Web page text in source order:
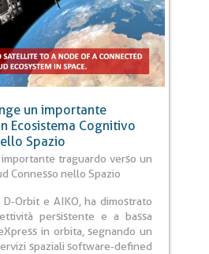
un importante
Ecosistema Cognitivo
Spazio
traguardo verso un
Connesso nello Spazio
Orbit e AIKO, ha dimostrato
persistente e a bassa
in orbita, segnando un
spaziali software-defined